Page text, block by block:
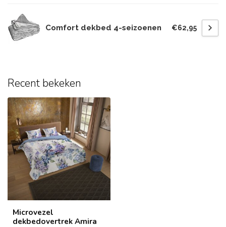
Comfort dekbed 4-seizoenen €62,95
Recent bekeken
Microvezel
dekbedovertrek Amira